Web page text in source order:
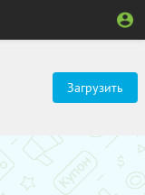
Загрузить